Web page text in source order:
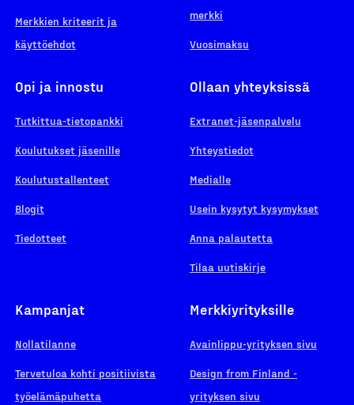
Merkkien kriteerit ja
käyttöehdot
merkki
Vuosimaksu
Opi ja innostu
Tutkittua-tietopankki
Koulutukset jäsenille
Koulutustallenteet
Blogit
Tiedotteet
Ollaan yhteyksissä
Extranet-jäsenpalvelu
Yhteystiedot
Medialle
Usein kysytyt kysymykset
Anna palautetta
Tilaa uutiskirje
Kampanjat
Nollatilanne
Tervetuloa kohti positiivista
työelämäpuhetta
Merkkiyrityksille
Avainlippu-yrityksen sivu
Design from Finland -
yrityksen sivu